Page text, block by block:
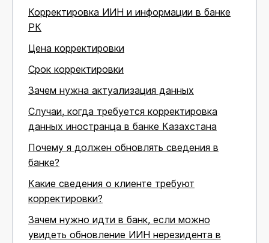
Корректировка ИИН и информации в банке
РК
Цена корректировки
Срок корректировки
Зачем нужна актуализация данных
Случаи, когда требуется корректировка
данных иностранца в банке Казахстана
Почему я должен обновлять сведения в
банке?
Какие сведения о клиенте требуют
корректировки?
Зачем нужно идти в банк, если можно
увидеть обновление ИИН нерезидента в